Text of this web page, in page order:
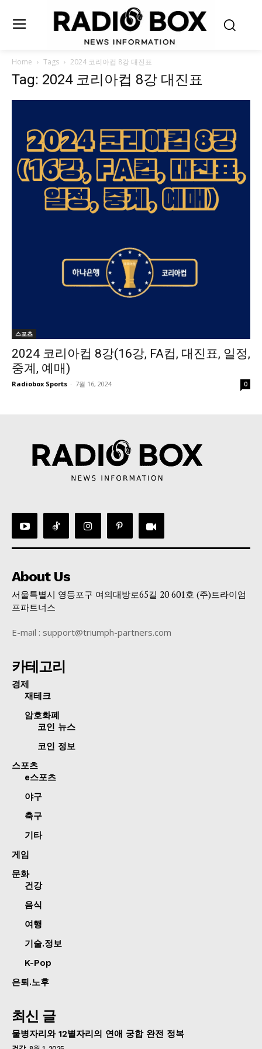
Home Tags 2024 코리아컵 8강 대진표
Tag: 2024 코리아컵 8강 대진표
스포츠
2024 코리아컵 8강(16강, FA컵, 대진표, 일정,
중계, 예매)
Radiobox Sports - 7월 16, 2024 0
About Us
서울특별시 영등포구 여의대방로65길 20 601호 (주)트라이엄
프파트너스
E-mail : support@triumph-partners.com
카테고리
경제
재테크
암호화폐
코인 뉴스
코인 정보
스포츠
e스포츠
야구
축구
기타
게임
문화
건강
음식
여행
기술.정보
K-Pop
은퇴.노후
최신 글
물병자리와 12별자리의 연애 궁합 완전 정복